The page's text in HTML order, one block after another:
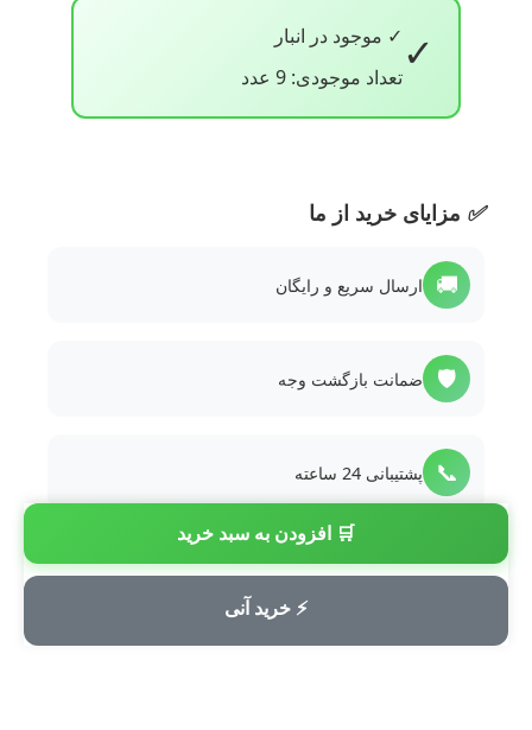
✓ ✓ موجود در انبار
تعداد موجودی: 9 عدد
🛒 افزودن به سبد خرید
⚡ خرید آنی
✅ مزایای خرید از ما
🚚 ارسال سریع و رایگان
🛡️ ضمانت بازگشت وجه
📞 پشتیبانی 24 ساعته
💳 پرداخت امن